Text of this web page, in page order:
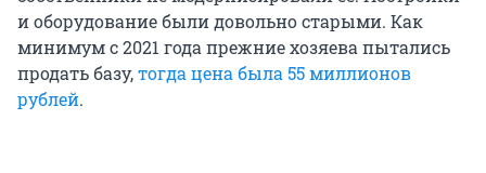
и оборудование были довольно старыми. Как
минимум с 2021 года прежние хозяева пытались
продать базу,тогда цена была 55 миллионов
рублей.